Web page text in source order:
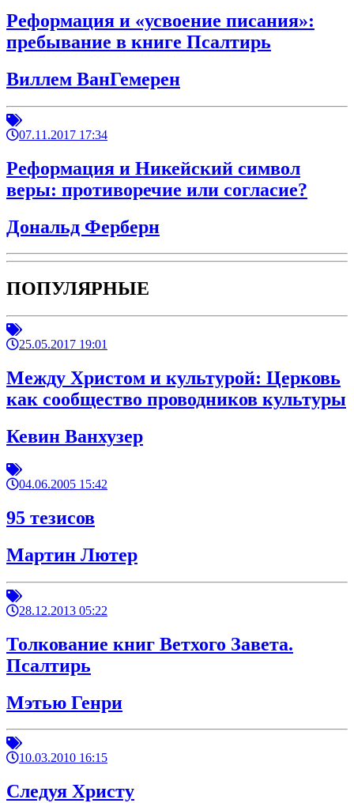
Реформация и «усвоение писания»:
пребывание в книге Псалтирь
Виллем ВанГемерен
07.11.2017 17:34
Реформация и Никейский символ
веры: противоречие или согласие?
Дональд Ферберн
ПОПУЛЯРНЫЕ
25.05.2017 19:01
Между Христом и культурой: Церковь
как сообщество проводников культуры
Кевин Ванхузер
04.06.2005 15:42
95 тезисов
Мартин Лютер
28.12.2013 05:22
Толкование книг Ветхого Завета.
Псалтирь
Мэтью Генри
10.03.2010 16:15
Следуя Христу